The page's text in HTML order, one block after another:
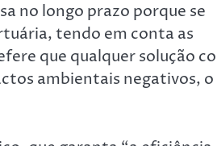
no longo prazo porque se
tendo em conta as
que qualquer solução
ambientais negativos, o